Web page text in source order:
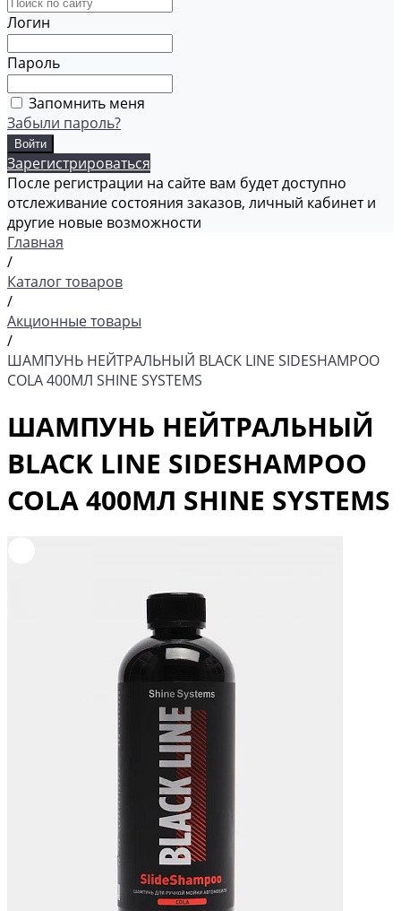
Логин
Пароль
Запомнить меня
Забыли пароль?
Зарегистрироваться
После регистрации на сайте вам будет доступно
отслеживание состояния заказов, личный кабинет и
другие новые возможности
Главная
/
Каталог товаров
/
Акционные товары
/
ШАМПУНЬ НЕЙТРАЛЬНЫЙ BLACK LINE SIDESHAMPOO
COLA 400МЛ SHINE SYSTEMS
ШАМПУНЬ НЕЙТРАЛЬНЫЙ
BLACK LINE SIDESHAMPOO
COLA 400МЛ SHINE SYSTEMS